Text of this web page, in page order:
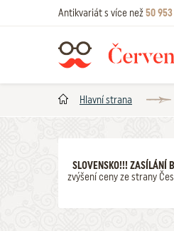
Antikvariát s více než50 953
Hlavní strana
SLOVENSKO!!! ZASÍLÁNÍ
zvýšení ceny ze strany